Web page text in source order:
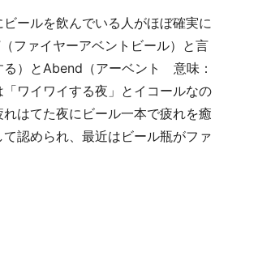
ールを飲んでいる人がほぼ確実に
ファイヤーアベントビール）と言
）とAbend（アーベント 意味：
ワイワイする夜」とイコールなの
はてた夜にビール一本で疲れを癒
認められ、最近はビール瓶がファ